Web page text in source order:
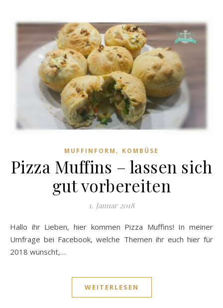
MUFFINFORM , KOMBÜSE
Pizza Muffins – lassen sich
gut vorbereiten
1. Januar 2018
Hallo ihr Lieben, hier kommen Pizza Muffins! In meiner
Umfrage bei Facebook, welche Themen ihr euch hier für
2018 wünscht,…
WEITERLESEN